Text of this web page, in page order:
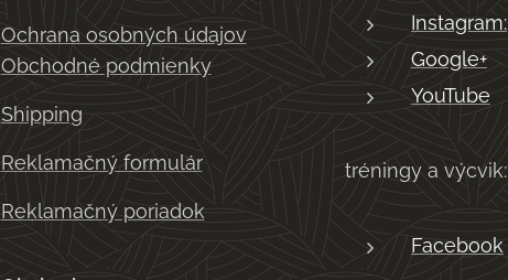
Ochrana osobných údajov
Obchodné podmienky
Shipping
Reklamačný formulár
Reklamačný poriadok
Instagram:
Google+
YouTube
tréningy a výcvik:
Facebook